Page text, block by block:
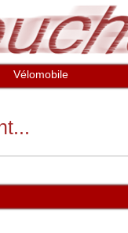
Vélomobile